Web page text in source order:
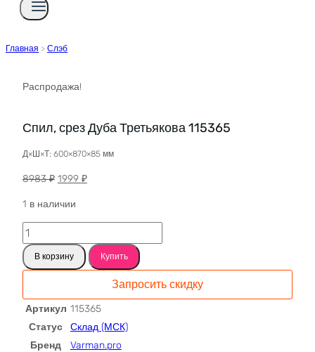
Главная > Слэб
Распродажа!
Спил, срез Дуба Третьякова 115365
Д×Ш×Т: 600×870×85 мм
8983₽ Первоначальная
составляла
8983 ₽.
1999 ₽Текущая
1 в наличии
Количество
товара
Спил,
срез
Третьякова
115365
В корзину Купить
Запросить скидку
Артикул 115365
Статус
Склад (МСК)
Бренд
Varman.pro